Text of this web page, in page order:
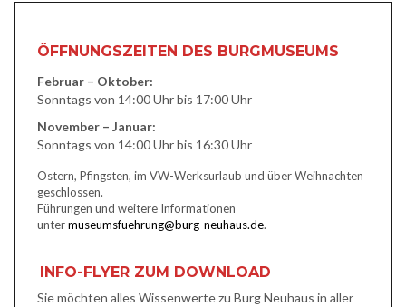
ÖFFNUNGSZEITEN DES BURGMUSEUMS
Februar – Oktober:
Sonntags von 14:00 Uhr bis 17:00 Uhr
November – Januar:
Sonntags von 14:00 Uhr bis 16:30 Uhr
Ostern, Pfingsten, im VW-Werksurlaub und über Weihnachten
geschlossen.
Führungen und weitere Informationen
untermuseumsfuehrung@burg-neuhaus.de.
INFO-FLYER ZUM DOWNLOAD
Sie möchten alles Wissenwerte zu Burg Neuhaus in aller